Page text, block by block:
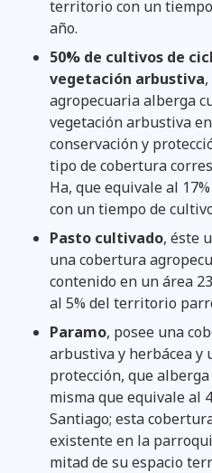
territorio con un
año.
50% de cultivos de
vegetación arbustiva
agropecuaria alberga
vegetación arbustiva
conservación y
tipo de cobertura
Ha, que equivale al
con un tiempo de
Pasto cultivado, éste
una cobertura
contenido en un área
al 5% del territorio
Paramo, posee una
arbustiva y herbácea y
protección, que alberga
misma que equivale al
Santiago; esta
existente en la
mitad de su espacio